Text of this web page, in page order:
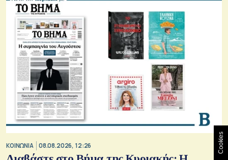
ΚΟΙΝΩΝΙΑ 08.08.2026, 12:26 Cookies